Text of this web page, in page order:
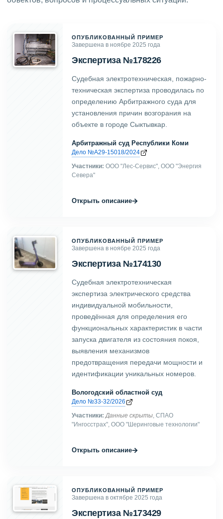
ОПУБЛИКОВАННЫЙ ПРИМЕР
Завершена в ноябре 2025 года
Экспертиза №178226
Судебная электротехническая, пожарно-
техническая экспертиза проводилась по
определению Арбитражного суда для
установления причин возгорания на
объекте в городе Сыктывкар.
Арбитражный суд Республики Коми
Дело №А29-15018/2024
Участники: ООО "Лес-Сервис", ООО "Энергия
Севера"
Открыть описание→
ОПУБЛИКОВАННЫЙ ПРИМЕР
Завершена в ноябре 2025 года
Экспертиза №174130
Судебная электротехническая
экспертиза электрического средства
индивидуальной мобильности,
проведённая для определения его
функциональных характеристик в части
запуска двигателя из состояния покоя,
выявления механизмов
предотвращения передачи мощности и
идентификации уникальных номеров.
Вологодский областной суд
Дело №33-32/2026
Участники: Данные скрыты, СПАО
"Ингосстрах", ООО "Шеринговые технологии"
Открыть описание→
ОПУБЛИКОВАННЫЙ ПРИМЕР
Завершена в октябре 2025 года
Экспертиза №173429